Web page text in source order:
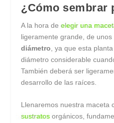
¿Cómo sembrar
A la hora deelegir una
ligeramente grande, de unos
diámetro , ya que esta
diámetro considerable
También deberá ser
desarrollo de las raíces.
Llenaremos nuestra maceta
sustratos orgánicos,